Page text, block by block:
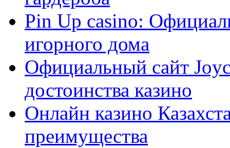
Pin Up casino:
игорного дома
Официальный сайт
достоинства казино
Онлайн казино
преимущества